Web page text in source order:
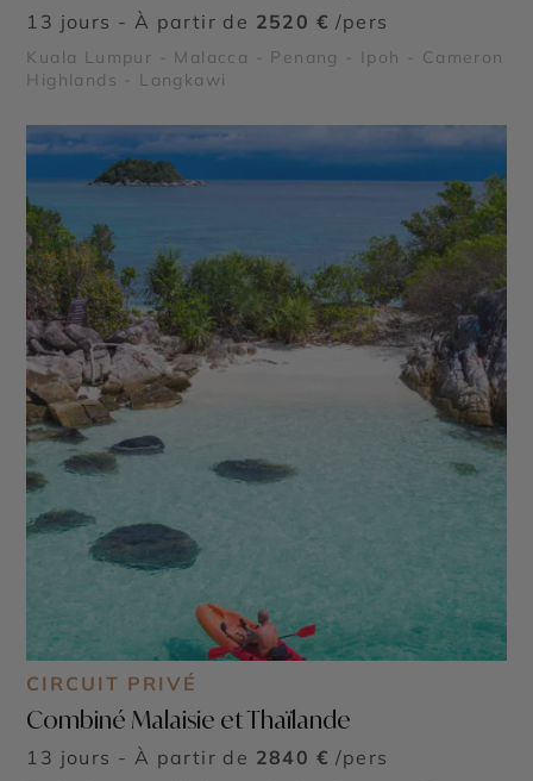
13 jours - À partir de 2520 € /pers
Kuala Lumpur - Malacca - Penang - Ipoh - Cameron
Highlands - Langkawi
CIRCUIT PRIVÉ
Combiné Malaisie et Thaïlande
13 jours - À partir de 2840 € /pers